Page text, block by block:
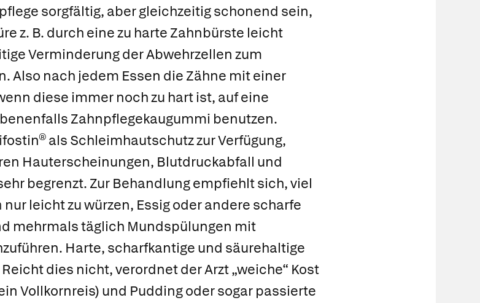
sorgfältig, aber gleichzeitig schonend sein,
z. B. durch eine zu harte Zahnbürste leicht
Verminderung der Abwehrzellen zum
Also nach jedem Essen die Zähne mit einer
diese immer noch zu hart ist, auf eine
Zahnpflegekaugummi benutzen.
als Schleimhautschutz zur Verfügung,
Hauterscheinungen, Blutdruckabfall und
begrenzt. Zur Behandlung empfiehlt sich, viel
leicht zu würzen, Essig oder andere scharfe
mehrmals täglich Mundspülungen mit
Harte, scharfkantige und säurehaltige
dies nicht, verordnet der Arzt „weiche“ Kost
Vollkornreis) und Pudding oder sogar passierte